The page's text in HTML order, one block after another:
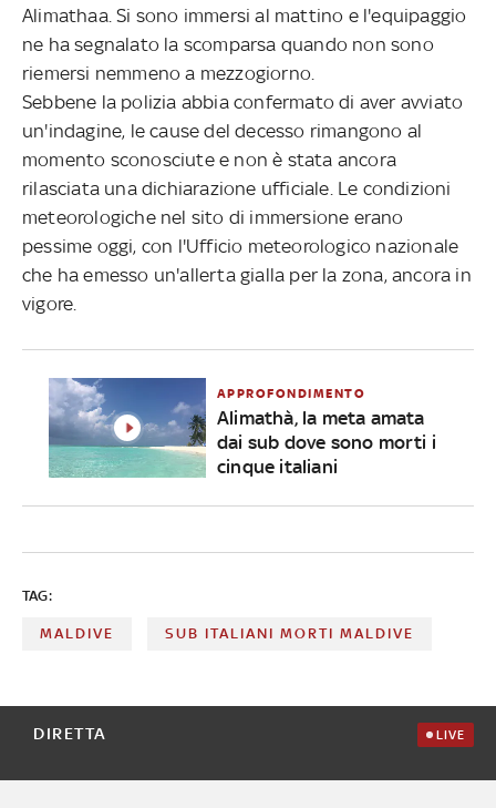
Alimathaa. Si sono immersi al mattino e l'equipaggio
ne ha segnalato la scomparsa quando non sono
riemersi nemmeno a mezzogiorno.
Sebbene la polizia abbia confermato di aver avviato
un'indagine, le cause del decesso rimangono al
momento sconosciute e non è stata ancora
rilasciata una dichiarazione ufficiale. Le condizioni
meteorologiche nel sito di immersione erano
pessime oggi, con l'Ufficio meteorologico nazionale
che ha emesso un'allerta gialla per la zona, ancora in
vigore.
APPROFONDIMENTO
Alimathà, la meta amata
dai sub dove sono morti i
cinque italiani
TAG:
MALDIVE SUB ITALIANI MORTI MALDIVE
DIRETTA LIVE